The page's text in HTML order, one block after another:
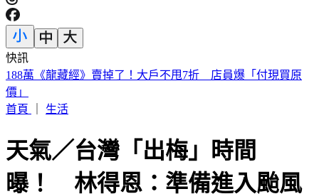
快訊
遠見天下創辦人高希均90歲辭世！「長壽5秘訣」曝 醫生也
認同
首頁
生活
天氣／台灣「出梅」時間
曝！ 林得恩：準備進入颱風